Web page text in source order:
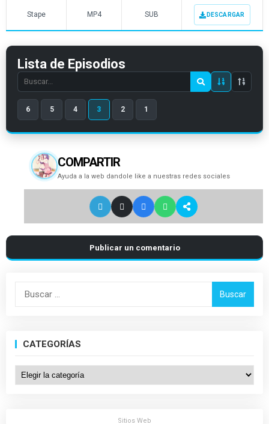
Stape MP4 SUB DESCARGAR
Lista de Episodios
Search
episode
number
6 5 4 3 2 1
COMPARTIR
Ayuda a la web dandole like a nuestras redes sociales
Publicar un comentario
Buscar:
CATEGORÍAS
Categorías
Sitios Web